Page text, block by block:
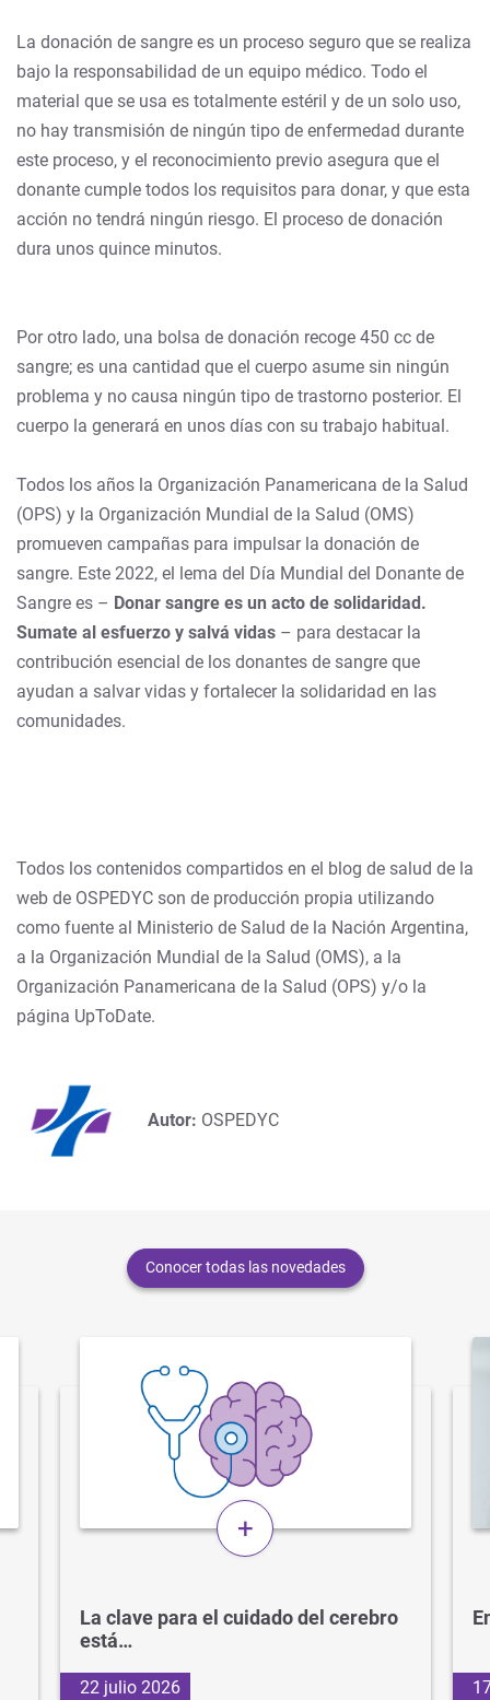
La donación de sangre es un proceso seguro que se realiza
bajo la responsabilidad de un equipo médico. Todo el
material que se usa es totalmente estéril y de un solo uso,
no hay transmisión de ningún tipo de enfermedad durante
este proceso, y el reconocimiento previo asegura que el
donante cumple todos los requisitos para donar, y que esta
acción no tendrá ningún riesgo. El proceso de donación
dura unos quince minutos.
Por otro lado, una bolsa de donación recoge 450 cc de
sangre; es una cantidad que el cuerpo asume sin ningún
problema y no causa ningún tipo de trastorno posterior. El
cuerpo la generará en unos días con su trabajo habitual.
Todos los años la Organización Panamericana de la Salud
(OPS) y la Organización Mundial de la Salud (OMS)
promueven campañas para impulsar la donación de
sangre. Este 2022, el lema del Día Mundial del Donante de
Sangre es – Donar sangre es un acto de solidaridad.
Sumate al esfuerzo y salvá vidas – para destacar la
contribución esencial de los donantes de sangre que
ayudan a salvar vidas y fortalecer la solidaridad en las
comunidades.
Todos los contenidos compartidos en el blog de salud de la
web de OSPEDYC son de producción propia utilizando
como fuente al Ministerio de Salud de la Nación Argentina,
a la Organización Mundial de la Salud (OMS), a la
Organización Panamericana de la Salud (OPS) y/o la
página UpToDate.
Autor: OSPEDYC
Conocer todas las novedades
+
La clave para el cuidado del cerebro
está…
22 julio 2026